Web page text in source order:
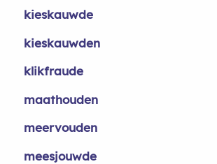
kieskauwde
kieskauwden
klikfraude
maathouden
meervouden
meesjouwde